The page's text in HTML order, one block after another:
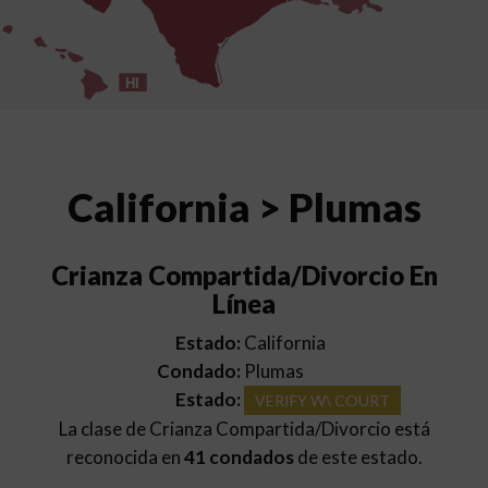
HI
California > Plumas
Crianza Compartida/Divorcio En
Línea
Estado: California
Condado: Plumas
Estado:
VERIFY W\ COURT
La clase de Crianza Compartida/Divorcio está
reconocida en41 condadosde este estado.